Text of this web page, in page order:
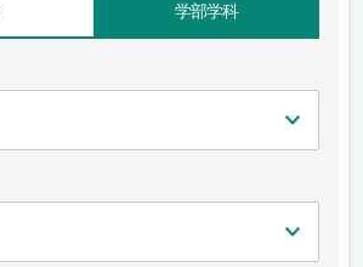
学部学科